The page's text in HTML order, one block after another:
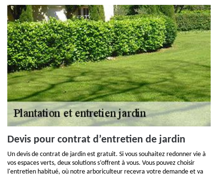
Devis pour contrat d’entretien de jardin
Un devis de contrat de jardin est gratuit. Si vous souhaitez redonner vie à
vos espaces verts, deux solutions s’offrent à vous. Vous pouvez choisir
l'entretien habitué, où notre arboriculteur recevra votre demande et va